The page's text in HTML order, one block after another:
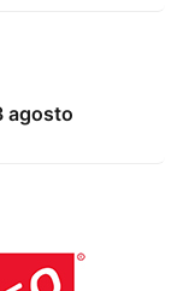
agosto